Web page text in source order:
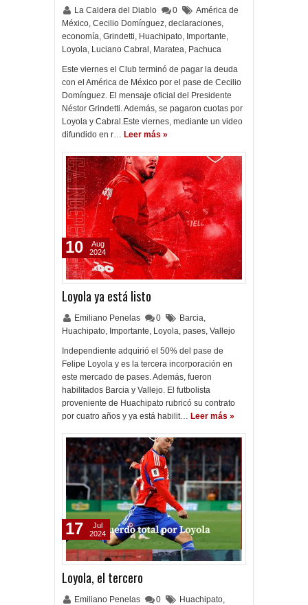
La Caldera del Diablo 0
América de
México, Cecilio Domínguez, declaraciones,
economía, Grindetti, Huachipato, Importante,
Loyola, Luciano Cabral , Maratea, Pachuca
Este viernes el Club terminó de pagar la deuda
con el América de México por el pase de Cecilio
Domínguez. El mensaje oficial del Presidente
Néstor Grindetti. Además, se pagaron cuotas por
Loyola y Cabral.Este viernes, mediante un video
difundido en r… Leer más »
Loyola ya está listo
Emiliano Penelas 0 Barcia,
Huachipato, Importante, Loyola, pases, Vallejo
Independiente adquirió el 50% del pase de
Felipe Loyola y es la tercera incorporación en
este mercado de pases. Además, fueron
habilitados Barcia y Vallejo. El futbolista
proveniente de Huachipato rubricó su contrato
por cuatro años y ya está habilit… Leer más »
10
Aug
2024
Loyola, el tercero
Emiliano Penelas 0 Huachipato,
17
Jul
2024